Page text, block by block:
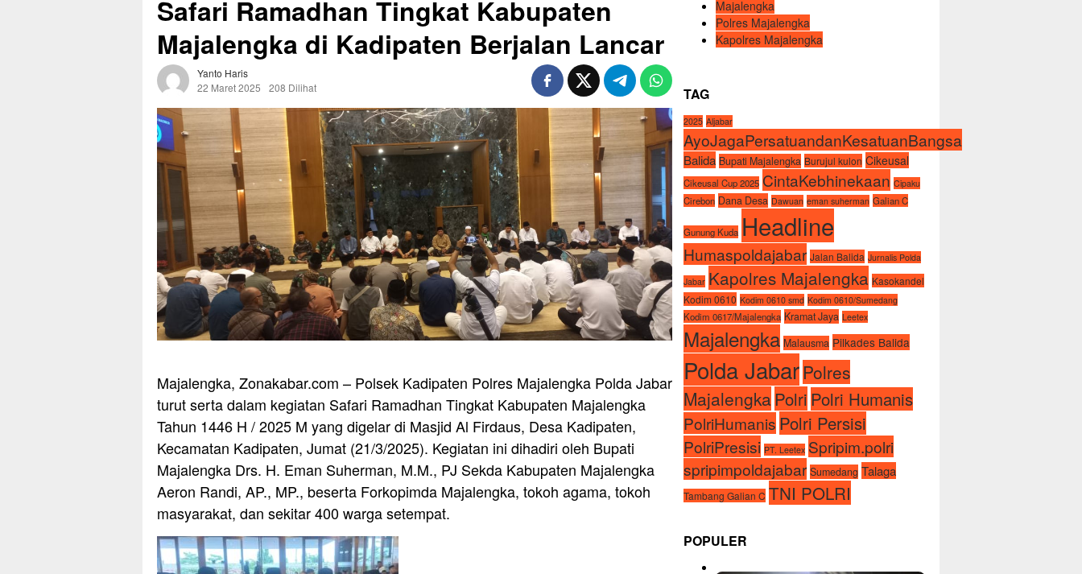
Safari Ramadhan Tingkat Kabupaten
Majalengka di Kadipaten Berjalan Lancar
Yanto Haris
22 Maret 2025
208 Dilihat
Majalengka, Zonakabar.com – Polsek Kadipaten Polres Majalengka Polda Jabar
turut serta dalam kegiatan Safari Ramadhan Tingkat Kabupaten Majalengka
Tahun 1446 H / 2025 M yang digelar di Masjid Al Firdaus, Desa Kadipaten,
Kecamatan Kadipaten, Jumat (21/3/2025). Kegiatan ini dihadiri oleh Bupati
Majalengka Drs. H. Eman Suherman, M.M., PJ Sekda Kabupaten Majalengka
Aeron Randi, AP., MP., beserta Forkopimda Majalengka, tokoh agama, tokoh
masyarakat, dan sekitar 400 warga setempat.
Majalengka
Polres Majalengka
Kapolres Majalengka
TAG
2025 Aljabar
AyoJagaPersatuandanKesatuanBangsa
Balida Bupati Majalengka Burujul kulon Cikeusal
Cikeusal Cup 2025 CintaKebhinekaan Cipaku
Cirebon Dana Desa Dawuan eman suherman Galian C
Gunung Kuda Headline
Humaspoldajabar Jalan Balida Jurnalis Polda
Jabar Kapolres Majalengka Kasokandel
Kodim 0610 Kodim 0610 smd Kodim 0610/Sumedang
Kodim 0617/Majalengka Kramat Jaya Leetex
Majalengka Malausma Pilkades Balida
Polda Jabar Polres
MajalengkaPolri Polri Humanis
PolriHumanis Polri Persisi
PolriPresisi PT. Leetex Spripim.polri
spripimpoldajabar Sumedang Talaga
Tambang Galian C TNI POLRI
POPULER